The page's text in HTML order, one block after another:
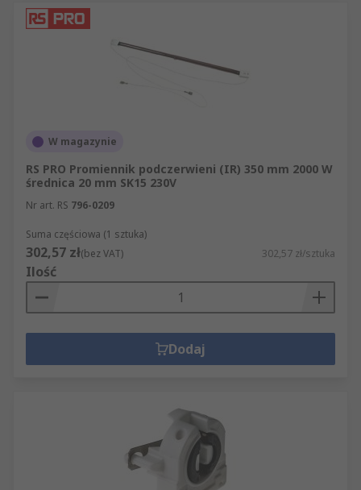
W magazynie
RS PRO Promiennik podczerwieni (IR) 350 mm 2000 W
średnica 20 mm SK15 230V
Nr art. RS 796-0209
Suma częściowa (1 sztuka)
302,57 zł(bez VAT) 302,57 zł/sztuka
Ilość
Dodaj